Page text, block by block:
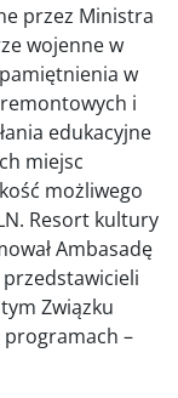
przez Ministra
wojenne w
w
i
edukacyjne
miejsc
możliwego
Resort kultury
Ambasadę
przedstawicieli
Związku
programach –